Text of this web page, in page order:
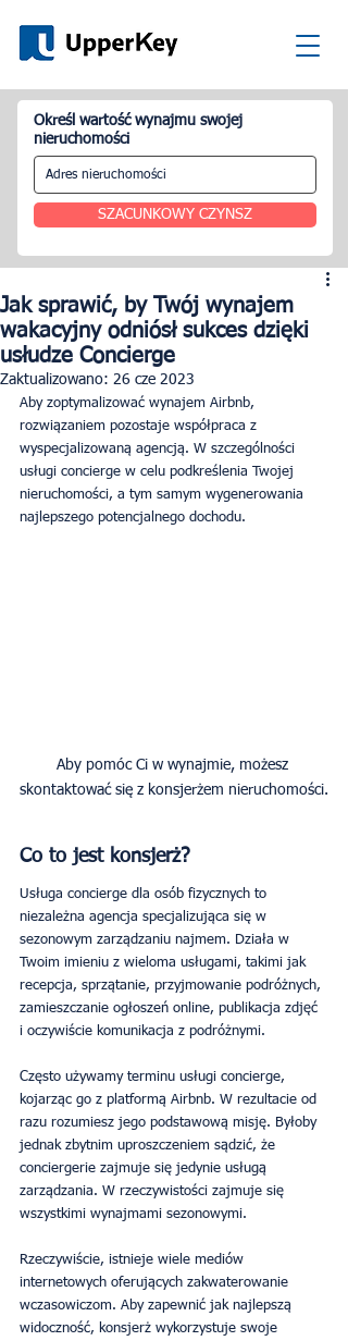
Określ wartość wynajmu swojej
nieruchomości
SZACUNKOWY CZYNSZ
Jak sprawić, by Twój wynajem
wakacyjny odniósł sukces dzięki
usłudze Concierge
Zaktualizowano: 26 cze 2023
Aby zoptymalizować wynajem Airbnb,
rozwiązaniem pozostaje współpraca z
wyspecjalizowaną agencją. W szczególności
usługi concierge w celu podkreślenia Twojej
nieruchomości, a tym samym wygenerowania
najlepszego potencjalnego dochodu.
Aby pomóc Ci w wynajmie, możesz
skontaktować się z konsjerżem nieruchomości.
Co to jest konsjerż?
Usługa concierge dla osób fizycznych to
niezależna agencja specjalizująca się w
sezonowym zarządzaniu najmem. Działa w
Twoim imieniu z wieloma usługami, takimi jak
recepcja, sprzątanie, przyjmowanie podróżnych,
zamieszczanie ogłoszeń online, publikacja zdjęć
i oczywiście komunikacja z podróżnymi.
Często używamy terminu usługi concierge,
kojarząc go z platformą Airbnb. W rezultacie od
razu rozumiesz jego podstawową misję. Byłoby
jednak zbytnim uproszczeniem sądzić, że
conciergerie zajmuje się jedynie usługą
zarządzania. W rzeczywistości zajmuje się
wszystkimi wynajmami sezonowymi.
Rzeczywiście, istnieje wiele mediów
internetowych oferujących zakwaterowanie
wczasowiczom. Aby zapewnić jak najlepszą
widoczność, konsjerż wykorzystuje swoje